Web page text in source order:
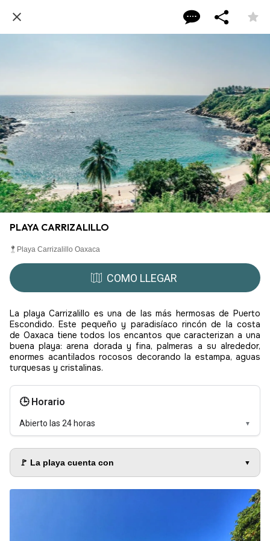
PLAYA CARRIZALILLO
Playa Carrizalillo Oaxaca
COMO LLEGAR
La playa Carrizalillo es una de las más hermosas de Puerto
Escondido. Este pequeño y paradisíaco rincón de la costa
de Oaxaca tiene todos los encantos que caracterizan a una
buena playa: arena dorada y fina, palmeras a su alrededor,
enormes acantilados rocosos decorando la estampa, aguas
turquesas y cristalinas.
🕒 Horario
Abierto las 24 horas ▼
🚩 La playa cuenta con